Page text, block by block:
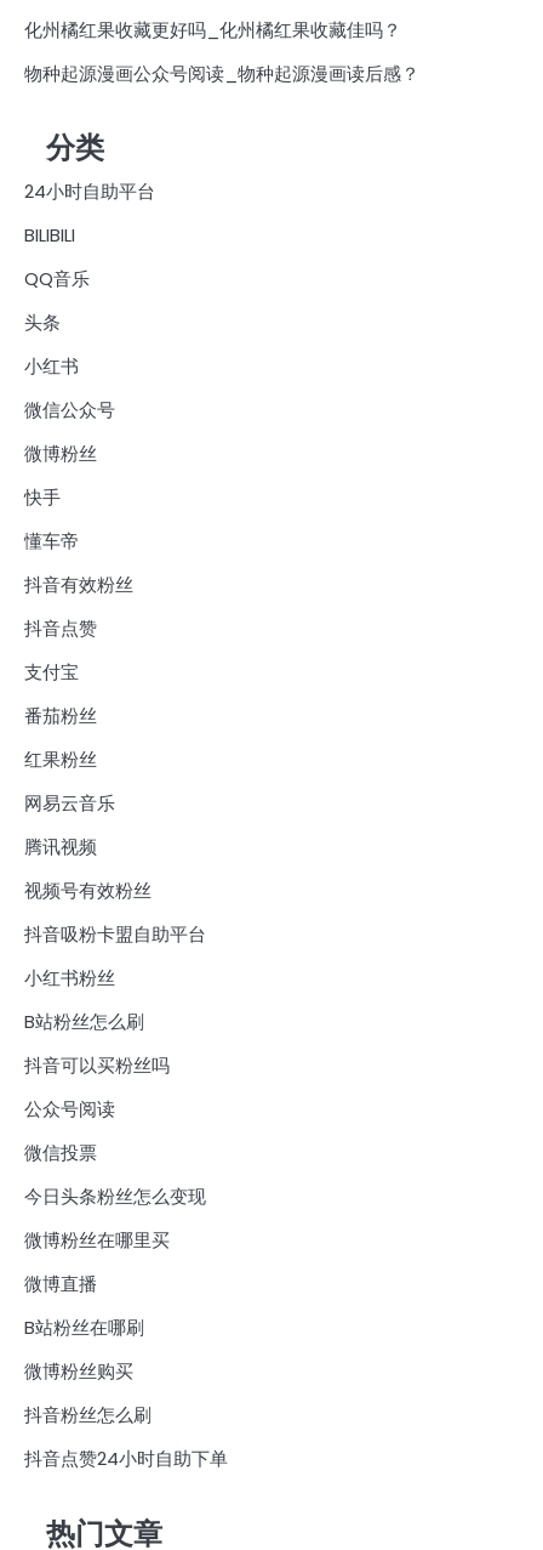
化州橘红果收藏更好吗_化州橘红果收藏佳吗？
物种起源漫画公众号阅读_物种起源漫画读后感？
分类
24小时自助平台
BILIBILI
QQ音乐
头条
小红书
微信公众号
微博粉丝
快手
懂车帝
抖音有效粉丝
抖音点赞
支付宝
番茄粉丝
红果粉丝
网易云音乐
腾讯视频
视频号有效粉丝
抖音吸粉卡盟自助平台
小红书粉丝
B站粉丝怎么刷
抖音可以买粉丝吗
公众号阅读
微信投票
今日头条粉丝怎么变现
微博粉丝在哪里买
微博直播
B站粉丝在哪刷
微博粉丝购买
抖音粉丝怎么刷
抖音点赞24小时自助下单
热门文章